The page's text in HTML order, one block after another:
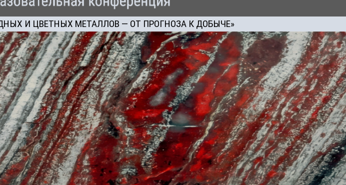
И ЦВЕТНЫХ МЕТАЛЛОВ — ОТ ПРОГНОЗА К ДОБЫЧЕ»